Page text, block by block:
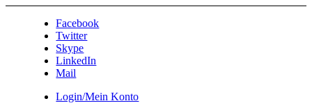
Facebook
Twitter
Skype
LinkedIn
Mail
Login/Mein Konto